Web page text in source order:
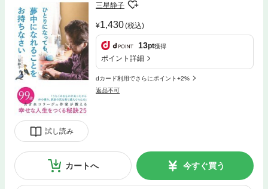
試し読み
三星静子
1,430(税込)
13pt獲得
ポイント詳細
dカード利用でさらにポイント+2%
返品不可
カートへ 今すぐ買う